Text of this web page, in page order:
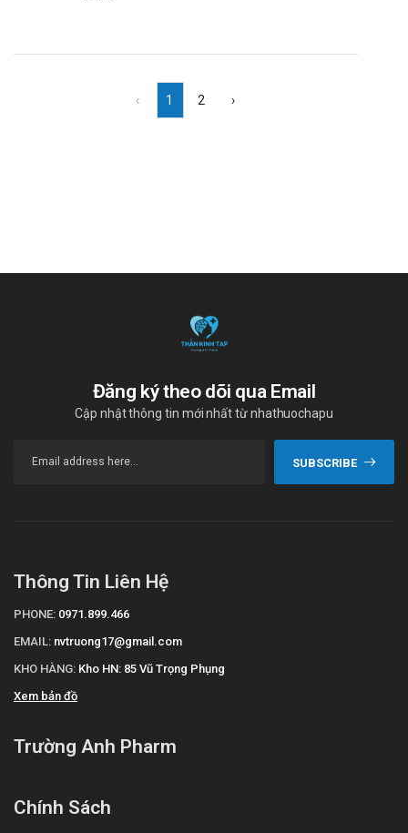
‹ 1 2 ›
Đăng ký theo dõi qua Email
Cập nhật thông tin mới nhất từ nhathuochapu
SUBSCRIBE
Thông Tin Liên Hệ
PHONE: 0971.899.466
EMAIL: nvtruong17@gmail.com
KHO HÀNG: Kho HN: 85 Vũ Trọng Phụng
Xem bản đồ
Trường Anh Pharm
Chính Sách